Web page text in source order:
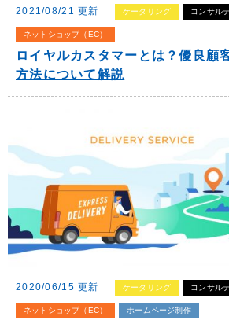
2021/08/21 更新 ケータリング コンサル
ネットショップ（EC）
ロイヤルカスタマーとは？優良顧
方法について解説
2020/06/15 更新 ケータリング コンサル
ネットショップ（EC） ホームページ制作